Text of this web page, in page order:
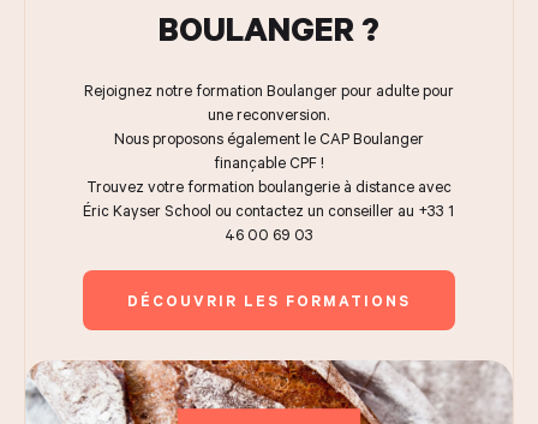
BOULANGER ?
Rejoignez notre formation Boulanger pour adulte pour
une reconversion.
Nous proposons également le CAP Boulanger
finançable CPF !
Trouvez votre formation boulangerie à distance avec
Éric Kayser School ou contactez un conseiller au +33 1
46 00 69 03
DÉCOUVRIR LES FORMATIONS